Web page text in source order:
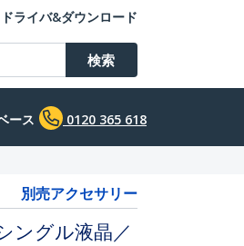
ドライバ&ダウンロード
検索
ース 0120 365 618
別売アクセサリー
ングル液晶／